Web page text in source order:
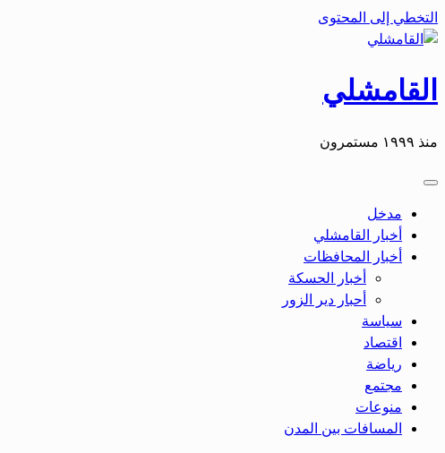
التخطي إلى المحتوى
القامشلي
منذ ١٩٩٩ مستمرون
مدخل
أخبار القامشلي
أخبار المحافظات
أخبار الحسكة
أحبار دير الزور
سياسة
اقتصاد
رياضة
مجتمع
منوعات
المسافات بين المدن